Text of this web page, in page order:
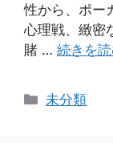
性から、ポー
心理戦、緻密
賭 … 続きを
カ
未分類